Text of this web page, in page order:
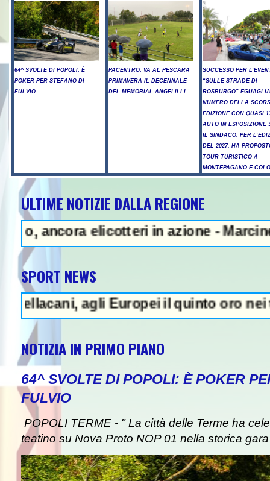
64^ SVOLTE DI POPOLI: È
POKER PER STEFANO DI
FULVIO
PACENTRO: VA AL PESCARA
PRIMAVERA IL DECENNALE
DEL MEMORIAL ANGELILLI
SUCCESSO PER
“SULLE STRADE DI
ROSBURGO”
NUMERO DELLA
EDIZIONE CON QUASI
AUTO IN ESPOSIZIONE
IL SINDACO, PER
DEL 2027, HA
TOUR TURISTICO A
MONTEPAGANO E
ULTIME NOTIZIE DALLA REGIONE
elicotteri in azione - Marcinelle,
SPORT NEWS
Europei il quinto oro nei tuffi
NOTIZIA IN PRIMO PIANO
64^ SVOLTE DI POPOLI: È POKER
FULVIO
POPOLI TERME - " La città delle Terme ha
teatino su Nova Proto NOP 01 nella storica gara
- Litiga con i ciclisti e li